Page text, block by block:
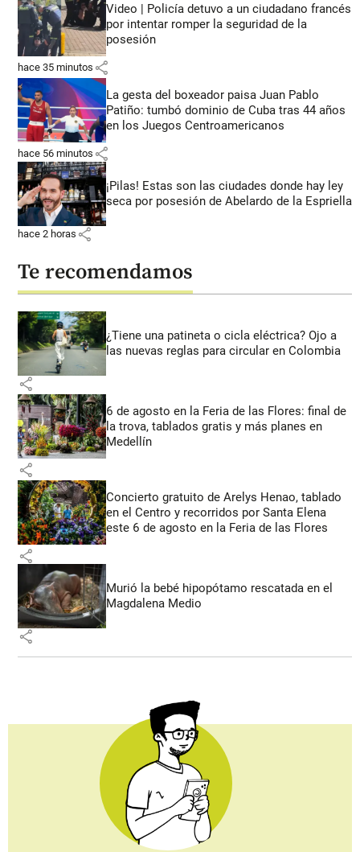
Video | Policía detuvo a un ciudadano francés
por intentar romper la seguridad de la
posesión
hace 35 minutos share
La gesta del boxeador paisa Juan Pablo
Patiño: tumbó dominio de Cuba tras 44 años
en los Juegos Centroamericanos
hace 56 minutos share
¡Pilas! Estas son las ciudades donde hay ley
seca por posesión de Abelardo de la Espriella
hace 2 horas share
Te recomendamos
¿Tiene una patineta o cicla eléctrica? Ojo a
las nuevas reglas para circular en Colombia
share
6 de agosto en la Feria de las Flores: final de
la trova, tablados gratis y más planes en
Medellín
share
Concierto gratuito de Arelys Henao, tablado
en el Centro y recorridos por Santa Elena
este 6 de agosto en la Feria de las Flores
share
Murió la bebé hipopótamo rescatada en el
Magdalena Medio
share